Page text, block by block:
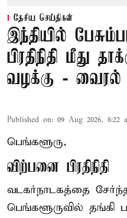
தேசிய செய்திகள்
இந்தியில்
பிரதிநிதி மீது
வழக்கு -
Published on: 09 Aug 2026, 8:22
பெங்களூரு,
விற்பனை பிரதிநிதி
வடகர்நாடகத்தை
பெங்களூருவில் தங்கி